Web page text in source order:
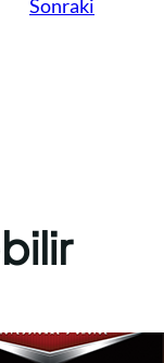
Sonraki